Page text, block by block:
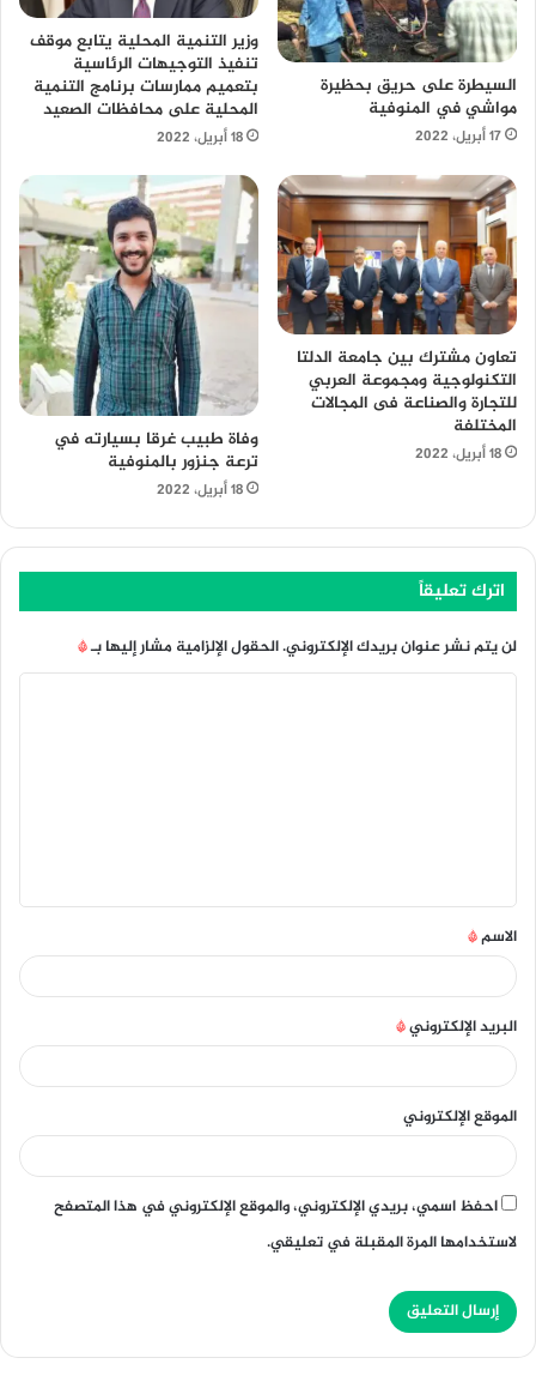
السيطرة على حريق بحظيرة
مواشي في المنوفية
17 أبريل، 2022
وزير التنمية المحلية يتابع موقف
تنفيذ التوجيهات الرئاسية
بتعميم ممارسات برنامج التنمية
المحلية على محافظات الصعيد
18 أبريل، 2022
تعاون مشترك بين جامعة الدلتا
التكنولوجية ومجموعة العربي
للتجارة والصناعة فى المجالات
المختلفة
18 أبريل، 2022
وفاة طبيب غرقا بسيارته في
ترعة جنزور بالمنوفية
18 أبريل، 2022
اترك تعليقاً
لن يتم نشر عنوان بريدك الإلكتروني.الحقول الإلزامية مشار إليها بـ*
ق
*
الاسم*
البريد الإلكتروني*
الموقع الإلكتروني
احفظ اسمي، بريدي الإلكتروني، والموقع الإلكتروني في هذا المتصفح
لاستخدامها المرة المقبلة في تعليقي.